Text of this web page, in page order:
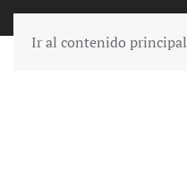
Ir al contenido principal